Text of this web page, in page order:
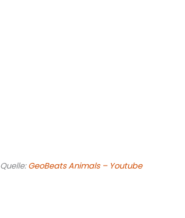
Quelle:GeoBeats Animals – Youtube